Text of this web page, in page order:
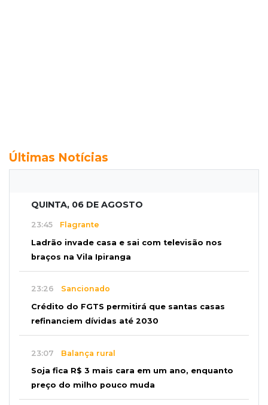
Últimas Notícias
QUINTA, 06 DE AGOSTO
23:45 Flagrante
Ladrão invade casa e sai com televisão nos
braços na Vila Ipiranga
23:26 Sancionado
Crédito do FGTS permitirá que santas casas
refinanciem dívidas até 2030
23:07 Balança rural
Soja fica R$ 3 mais cara em um ano, enquanto
preço do milho pouco muda